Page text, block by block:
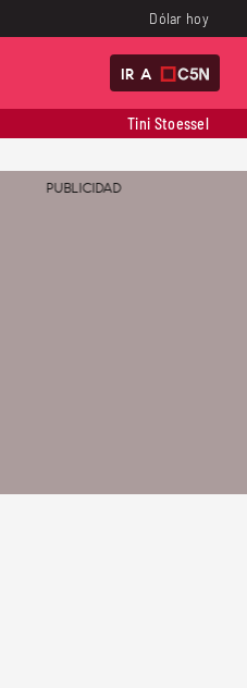
Dólar hoy
IR A
Tini Stoessel